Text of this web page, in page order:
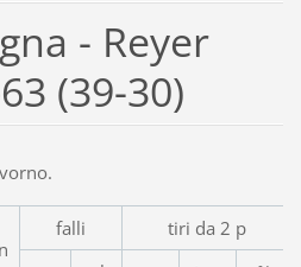
- Reyer
(39-30)
falli
tiri da 2 p